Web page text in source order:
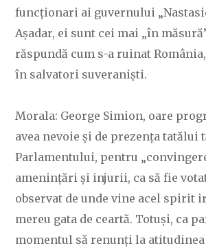
funcționari ai guvernului
Așadar, ei sunt cei mai „în
răspundă cum s-a ruinat
în salvatori suveraniști.
Morala: George Simion, oare
avea nevoie și de prezența tatălui
Parlamentului, pentru
amenințări și injurii, ca să fie
observat de unde vine acel spirit
mereu gata de ceartă. Totuși, ca
momentul să renunți la